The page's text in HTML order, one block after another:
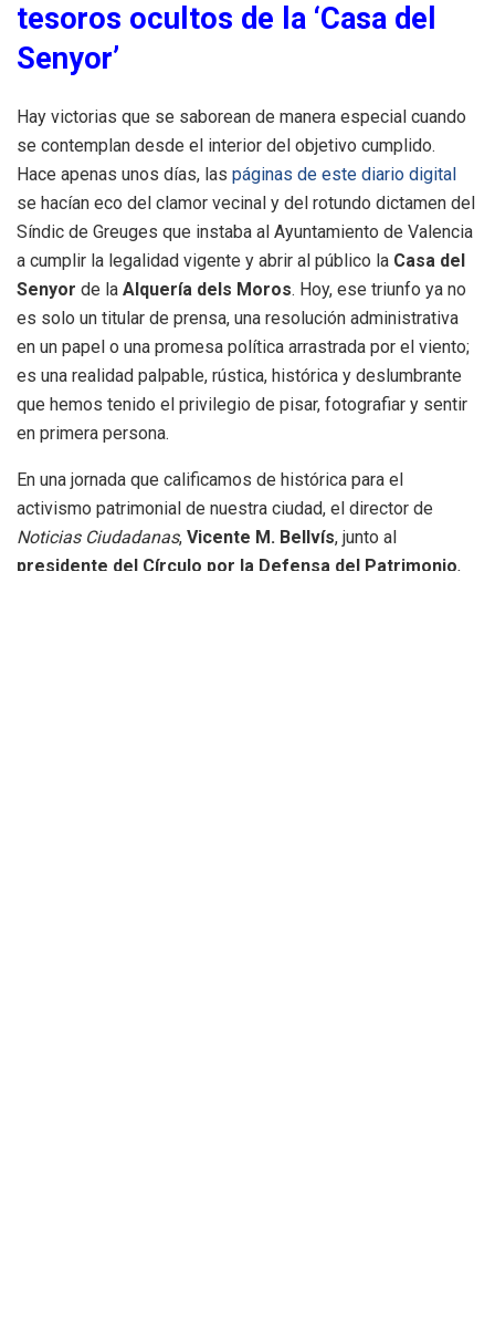
tesoros ocultos de la ‘Casa del
Senyor’
Hay victorias que se saborean de manera especial cuando
se contemplan desde el interior del objetivo cumplido.
Hace apenas unos días, las páginas de este diario digital
se hacían eco del clamor vecinal y del rotundo dictamen del
Síndic de Greuges que instaba al Ayuntamiento de Valencia
a cumplir la legalidad vigente y abrir al público la Casa del
Senyor de la Alquería dels Moros. Hoy, ese triunfo ya no
es solo un titular de prensa, una resolución administrativa
en un papel o una promesa política arrastrada por el viento;
es una realidad palpable, rústica, histórica y deslumbrante
que hemos tenido el privilegio de pisar, fotografiar y sentir
en primera persona.
En una jornada que calificamos de histórica para el
activismo patrimonial de nuestra ciudad, el director de
Noticias Ciudadanas, Vicente M. Bellvís, junto al
presidente del Círculo por la Defensa del Patrimonio,